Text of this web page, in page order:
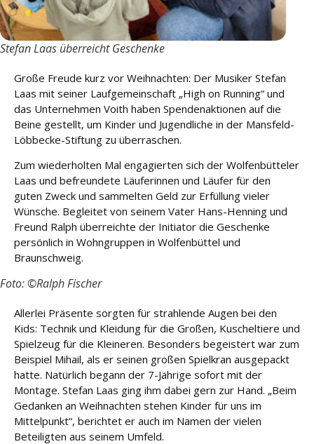
K
a
e
r
e
ng
Spe
nde
n
Stefan Laas überreicht Geschenke
Große Freude kurz vor Weihnachten: Der Musiker Stefan
Laas mit seiner Laufgemeinschaft „High on Running“ und
das Unternehmen Voith haben Spendenaktionen auf die
Beine gestellt, um Kinder und Jugendliche in der Mansfeld-
Löbbecke-Stiftung zu überraschen.
Zum wiederholten Mal engagierten sich der Wolfenbütteler
Laas und befreundete Läuferinnen und Läufer für den
guten Zweck und sammelten Geld zur Erfüllung vieler
Wünsche. Begleitet von seinem Vater Hans-Henning und
Freund Ralph überreichte der Initiator die Geschenke
persönlich in Wohngruppen in Wolfenbüttel und
Braunschweig.
Foto: ©Ralph Fischer
Allerlei Präsente sorgten für strahlende Augen bei den
Kids: Technik und Kleidung für die Großen, Kuscheltiere und
Spielzeug für die Kleineren. Besonders begeistert war zum
Beispiel Mihail, als er seinen großen Spielkran ausgepackt
hatte. Natürlich begann der 7-Jährige sofort mit der
Montage. Stefan Laas ging ihm dabei gern zur Hand. „Beim
Gedanken an Weihnachten stehen Kinder für uns im
Mittelpunkt“, berichtet er auch im Namen der vielen
Beteiligten aus seinem Umfeld.